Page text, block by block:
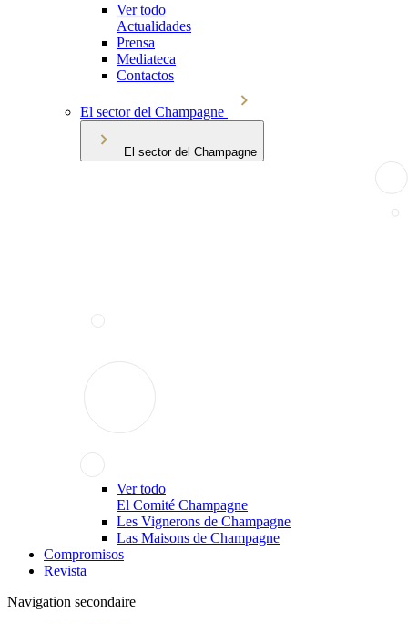
Ver todo
Actualidades
Prensa
Mediateca
Contactos
El sector del Champagne
El sector del Champagne
Ver todo
El Comité Champagne
Les Vignerons de Champagne
Las Maisons de Champagne
Compromisos
Revista
Navigation secondaire